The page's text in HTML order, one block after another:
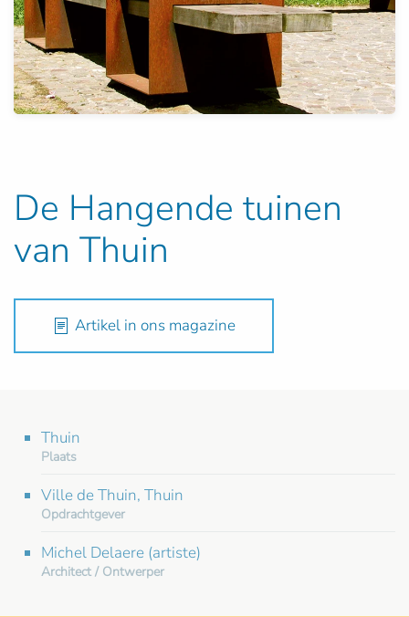
De Hangende tuinen
van Thuin
Artikel in ons magazine
Thuin
Plaats
Ville de Thuin, Thuin
Opdrachtgever
Michel Delaere (artiste)
Architect / Ontwerper